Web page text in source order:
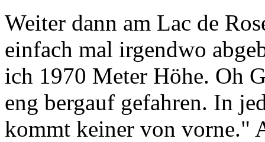
Weiter dann am Lac de
einfach mal irgendwo
ich 1970 Meter Höhe. Oh
eng bergauf gefahren. In
kommt keiner von vorne."